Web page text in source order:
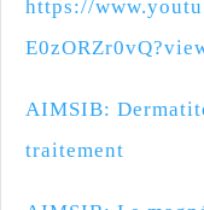
https://
AIMSIB:
traitement